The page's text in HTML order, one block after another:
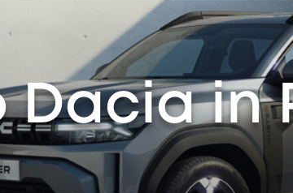
Dacia in